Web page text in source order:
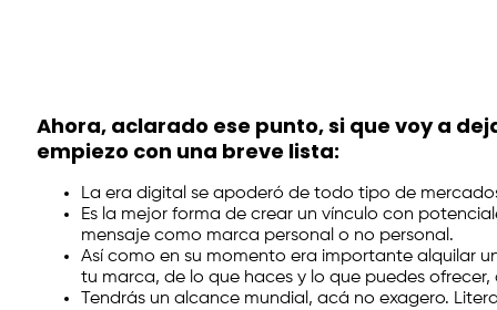
Ahora, aclarado ese punto, si que voy a
empiezo con una breve lista:
La era digital se apoderó de todo tipo de
Es la mejor forma de crear un vínculo con
mensaje como marca personal o no personal.
Así como en su momento era importante alquilar
tu marca, de lo que haces y lo que puedes
Tendrás un alcance mundial, acá no exagero.